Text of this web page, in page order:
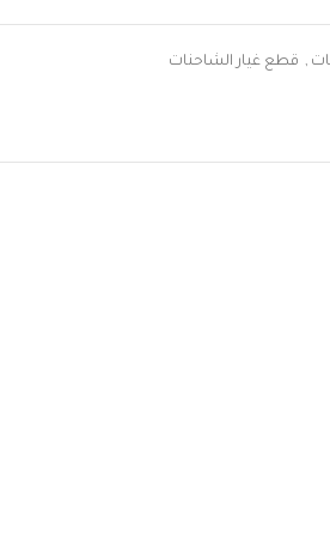
, قطع غيار الشاحنات